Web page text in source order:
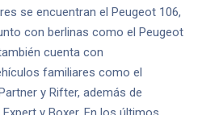
se encuentran el Peugeot 106,
con berlinas como el Peugeot
cuenta con
familiares como el
y Rifter, además de